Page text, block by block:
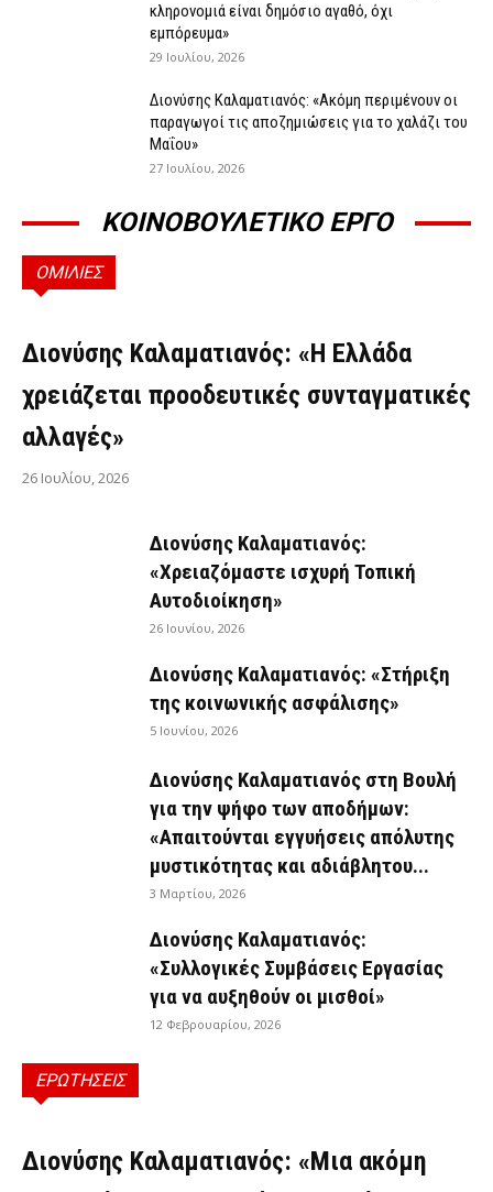
κληρονομιά είναι δημόσιο αγαθό, όχι
εμπόρευμα»
29 Ιουλίου, 2026
Διονύσης Καλαματιανός: «Ακόμη περιμένουν οι
παραγωγοί τις αποζημιώσεις για το χαλάζι του
Μαΐου»
27 Ιουλίου, 2026
ΚΟΙΝΟΒΟΥΛΕΤΙΚΟ ΕΡΓΟ
ΟΜΙΛΙΕΣ
ΟΜΙΛΊΕΣ
Διονύσης Καλαματιανός: «Η Ελλάδα
χρειάζεται προοδευτικές συνταγματικές
αλλαγές»
26 Ιουλίου, 2026
Διονύσης Καλαματιανός:
«Χρειαζόμαστε ισχυρή Τοπική
Αυτοδιοίκηση»
26 Ιουνίου, 2026
Διονύσης Καλαματιανός: «Στήριξη
της κοινωνικής ασφάλισης»
5 Ιουνίου, 2026
Διονύσης Καλαματιανός στη Βουλή
για την ψήφο των αποδήμων:
«Απαιτούνται εγγυήσεις απόλυτης
μυστικότητας και αδιάβλητου...
3 Μαρτίου, 2026
Διονύσης Καλαματιανός:
«Συλλογικές Συμβάσεις Εργασίας
για να αυξηθούν οι μισθοί»
12 Φεβρουαρίου, 2026
ΕΡΩΤΗΣΕΙΣ
ΕΡΩΤΉΣΕΙΣ
Διονύσης Καλαματιανός: «Μια ακόμη